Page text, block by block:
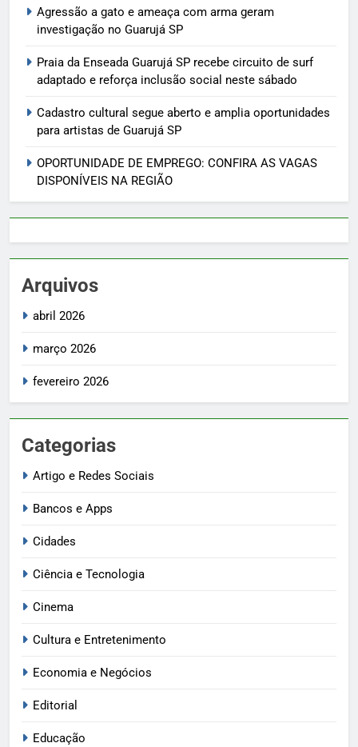
Agressão a gato e ameaça com arma geram
investigação no Guarujá SP
Praia da Enseada Guarujá SP recebe circuito de surf
adaptado e reforça inclusão social neste sábado
Cadastro cultural segue aberto e amplia oportunidades
para artistas de Guarujá SP
OPORTUNIDADE DE EMPREGO: CONFIRA AS VAGAS
DISPONÍVEIS NA REGIÃO
Arquivos
abril 2026
março 2026
fevereiro 2026
Categorias
Artigo e Redes Sociais
Bancos e Apps
Cidades
Ciência e Tecnologia
Cinema
Cultura e Entretenimento
Economia e Negócios
Editorial
Educação